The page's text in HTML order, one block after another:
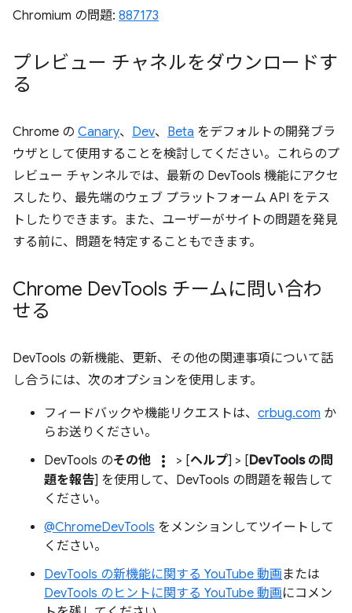
Chromium の問題: 887173
プレビュー チャネルをダウンロードす
る
Chrome の Canary、 Dev、 Beta をデフォルトの開発ブラ
ウザとして使用することを検討してください。これらのプ
レビュー チャンネルでは、最新の DevTools 機能にアクセ
スしたり、最先端のウェブ プラットフォーム API をテス
トしたりできます。また、ユーザーがサイトの問題を発見
する前に、問題を特定することもできます。
Chrome DevTools チームに問い合わ
せる
DevTools の新機能、更新、その他の関連事項について話
し合うには、次のオプションを使用します。
フィードバックや機能リクエストは、 crbug.com か
らお送りください。
DevTools のその他 more_vert > [ヘルプ] > [DevTools の問
題を報告] を使用して、DevTools の問題を報告して
ください。
@ChromeDevTools をメンションしてツイートして
ください。
DevTools の新機能に関する YouTube 動画 または
DevTools のヒントに関する YouTube 動画にコメン